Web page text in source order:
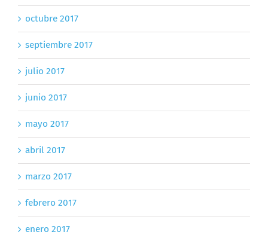
octubre 2017
septiembre 2017
julio 2017
junio 2017
mayo 2017
abril 2017
marzo 2017
febrero 2017
enero 2017